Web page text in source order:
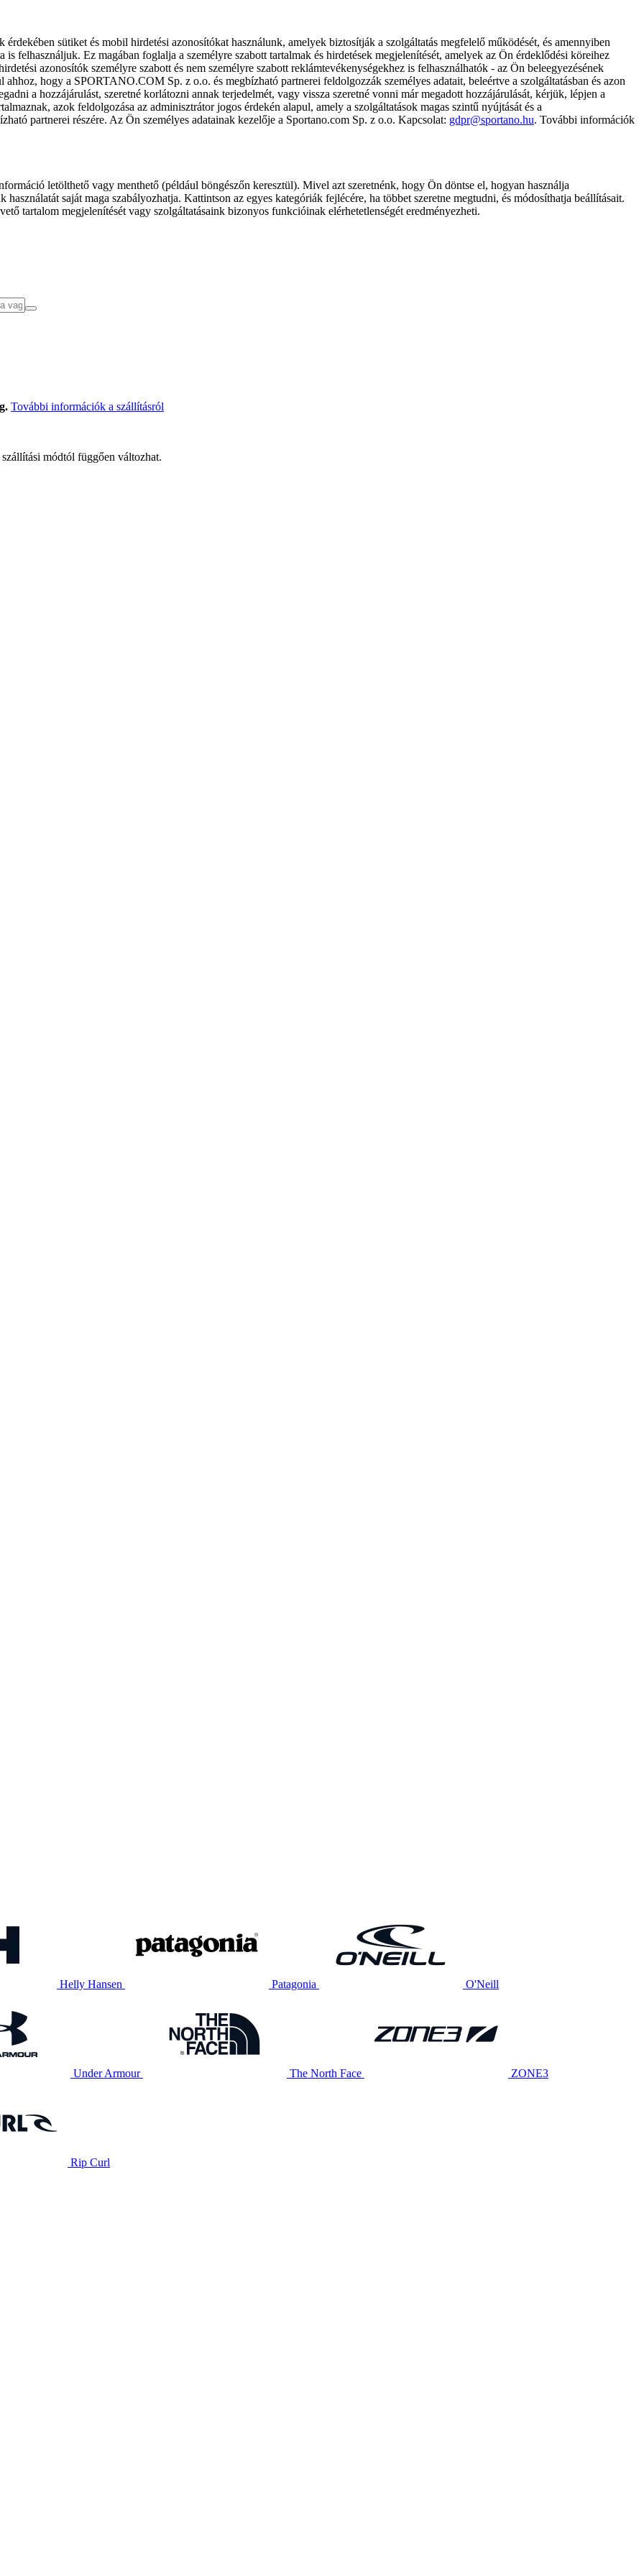
sütiket és mobil hirdetési azonosítókat használunk, amelyek biztosítják a szolgáltatás megfelelő működését, és amennyiben
is felhasználjuk. Ez magában foglalja a személyre szabott tartalmak és hirdetések megjelenítését, amelyek az Ön érdeklődési köreihez
azonosítók személyre szabott és nem személyre szabott reklámtevékenységekhez is felhasználhatók - az Ön beleegyezésének
hogy a SPORTANO.COM Sp. z o.o. és megbízható partnerei feldolgozzák személyes adatait, beleértve a szolgáltatásban és azon
a hozzájárulást, szeretné korlátozni annak terjedelmét, vagy vissza szeretné vonni már megadott hozzájárulását, kérjük, lépjen a
azok feldolgozása az adminisztrátor jogos érdekén alapul, amely a szolgáltatások magas szintű nyújtását és a
partnerei részére. Az Ön személyes adatainak kezelője a Sportano.com Sp. z o.o. Kapcsolat: gdpr@sportano.hu. További információk
letölthető vagy menthető (például böngészőn keresztül). Mivel azt szeretnénk, hogy Ön döntse el, hogyan használja
saját maga szabályozhatja. Kattintson az egyes kategóriák fejlécére, ha többet szeretne megtudni, és módosíthatja beállításait.
tartalom megjelenítését vagy szolgáltatásaink bizonyos funkcióinak elérhetetlenségét eredményezheti.
További információk a szállításról
módtól függően változhat.
Helly Hansen Patagonia O'Neill
Under Armour The North Face ZONE3
Rip Curl